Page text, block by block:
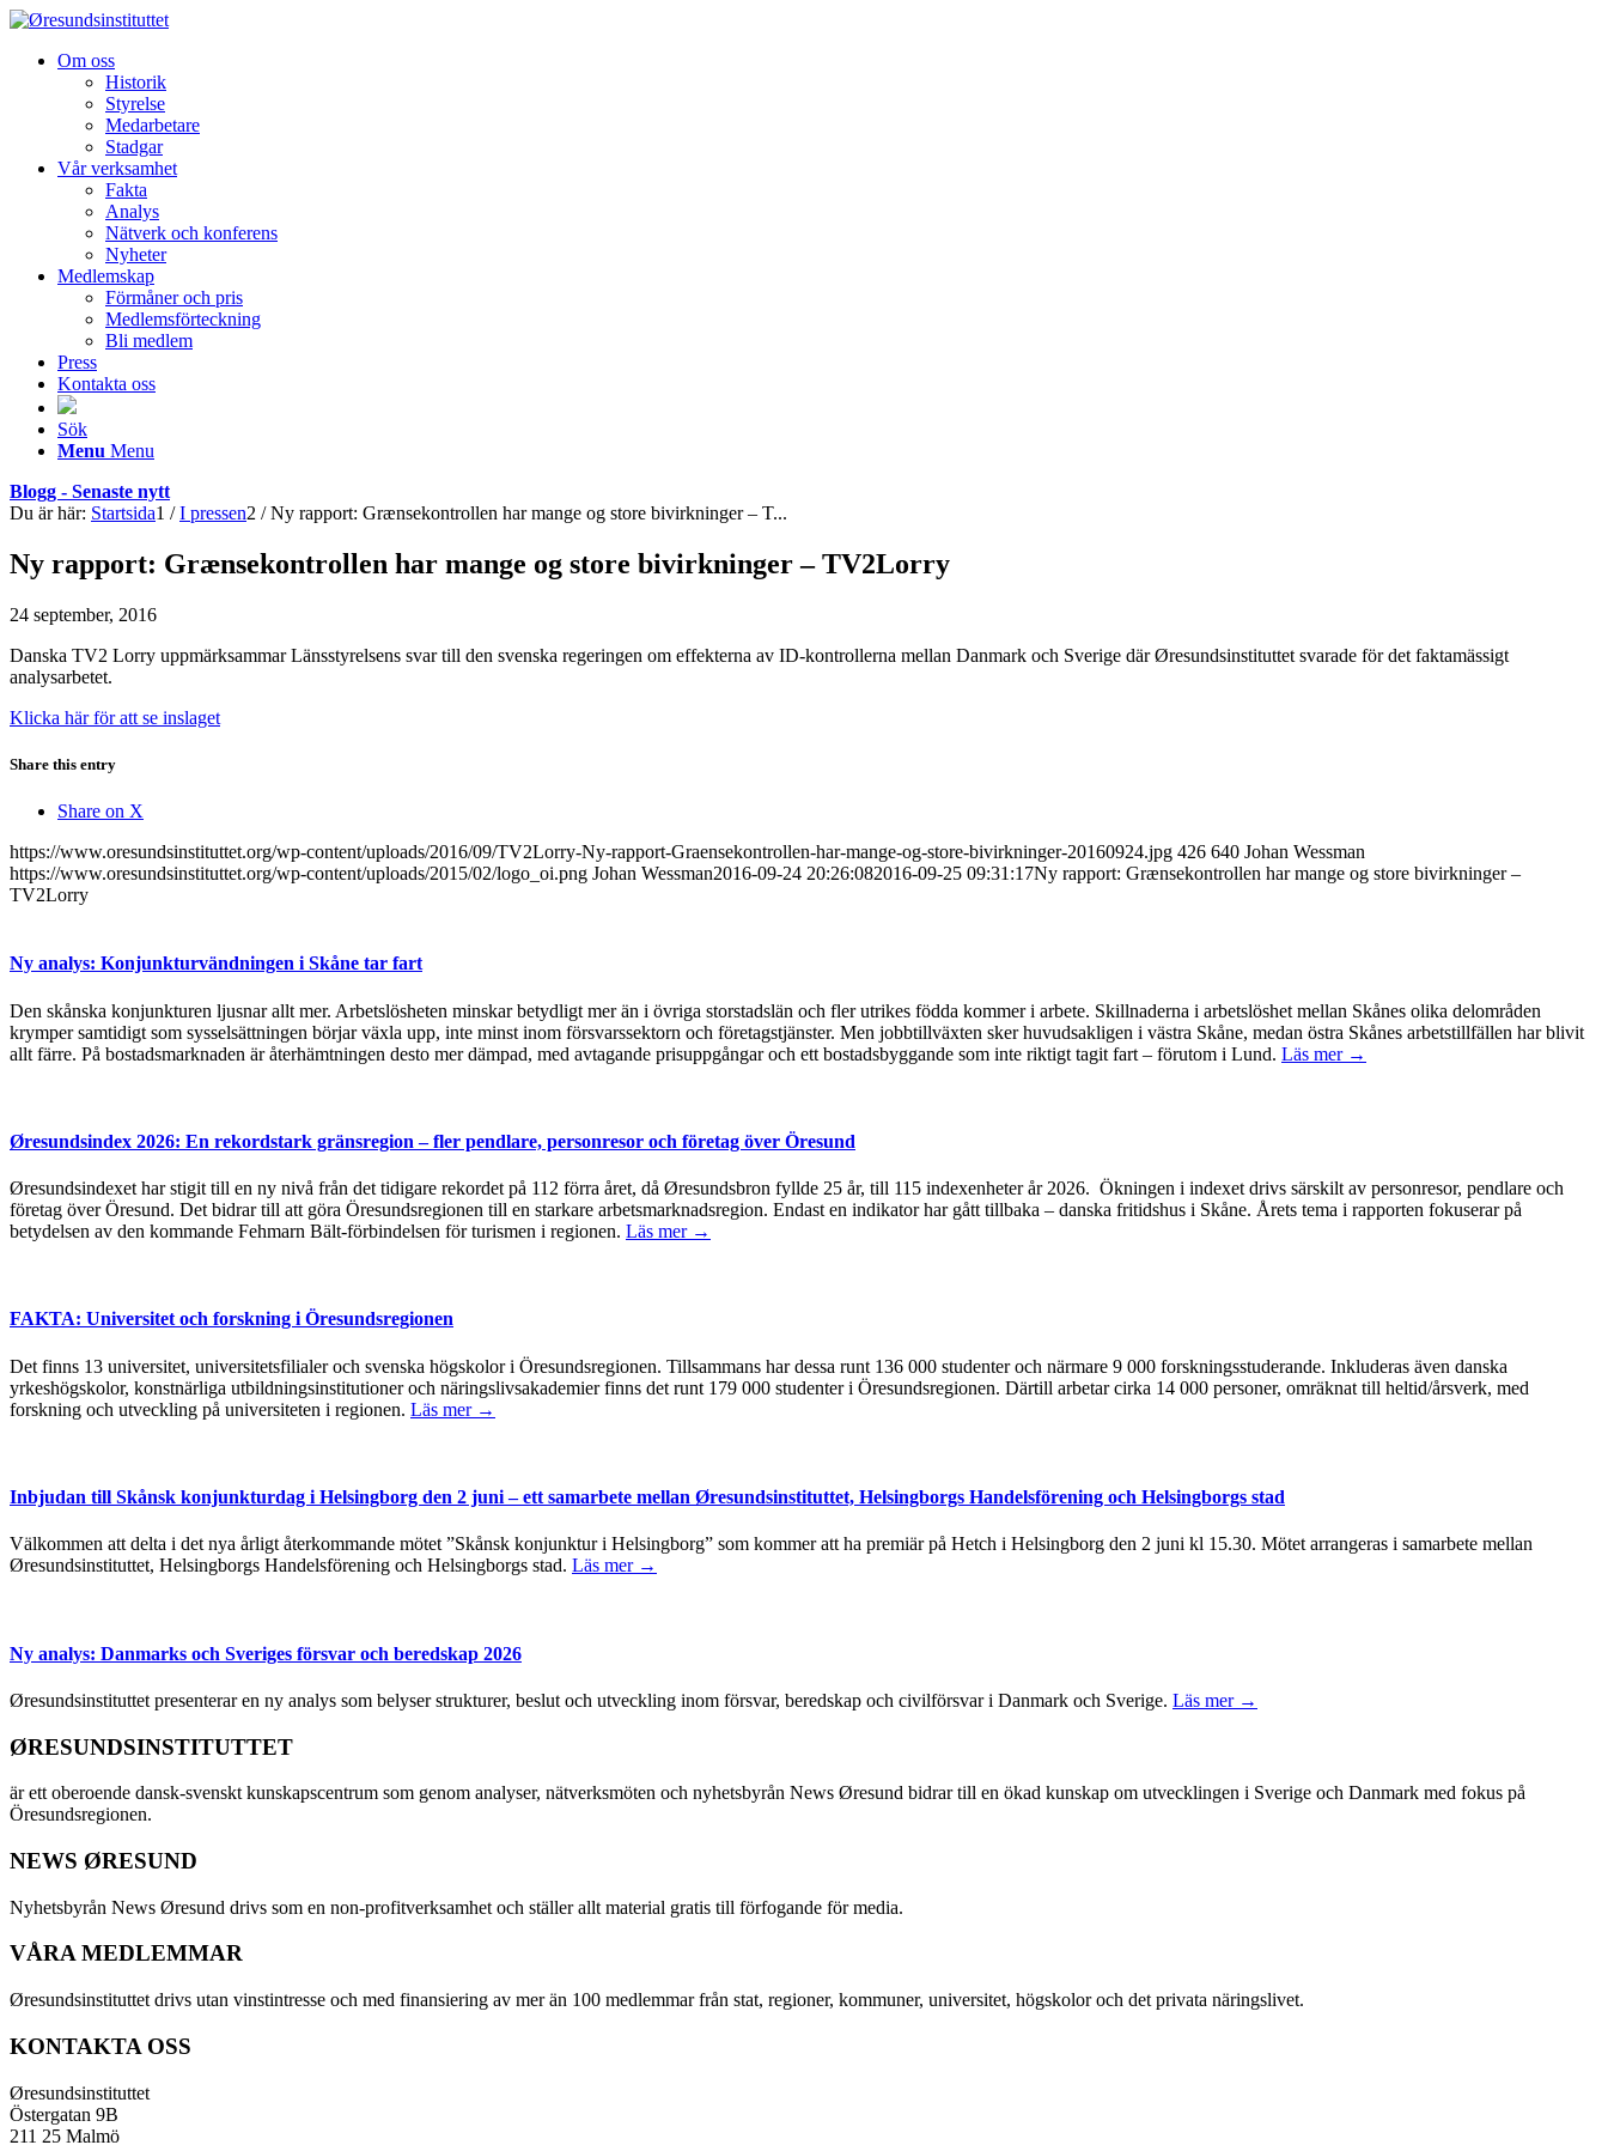
Om oss
Historik
Styrelse
Medarbetare
Stadgar
Vår verksamhet
Fakta
Analys
Nätverk och konferens
Nyheter
Medlemskap
Förmåner och pris
Medlemsförteckning
Bli medlem
Press
Kontakta oss
Sök
Menu Menu
Blogg - Senaste nytt
Du är här: Startsida1 / I pressen2 / Ny rapport: Grænsekontrollen har mange og store bivirkninger – T...
Ny rapport: Grænsekontrollen har mange og store bivirkninger – TV2Lorry
24 september, 2016
Danska TV2 Lorry uppmärksammar Länsstyrelsens svar till den svenska regeringen om effekterna av ID-kontrollerna mellan Danmark och Sverige där Øresundsinstituttet svarade för det faktamässigt
analysarbetet.
Klicka här för att se inslaget
Share this entry
Share on X
https://www.oresundsinstituttet.org/wp-content/uploads/2016/09/TV2Lorry-Ny-rapport-Graensekontrollen-har-mange-og-store-bivirkninger-20160924.jpg 426 640 Johan Wessman
https://www.oresundsinstituttet.org/wp-content/uploads/2015/02/logo_oi.png Johan Wessman2016-09-24 20:26:082016-09-25 09:31:17Ny rapport: Grænsekontrollen har mange og store bivirkninger –
TV2Lorry
Ny analys: Konjunkturvändningen i Skåne tar fart
Den skånska konjunkturen ljusnar allt mer. Arbetslösheten minskar betydligt mer än i övriga storstadslän och fler utrikes födda kommer i arbete. Skillnaderna i arbetslöshet mellan Skånes olika delområden
krymper samtidigt som sysselsättningen börjar växla upp, inte minst inom försvarssektorn och företagstjänster. Men jobbtillväxten sker huvudsakligen i västra Skåne, medan östra Skånes arbetstillfällen har blivit
allt färre. På bostadsmarknaden är återhämtningen desto mer dämpad, med avtagande prisuppgångar och ett bostadsbyggande som inte riktigt tagit fart – förutom i Lund. Läs mer →
Øresundsindex 2026: En rekordstark gränsregion – fler pendlare, personresor och företag över Öresund
Øresundsindexet har stigit till en ny nivå från det tidigare rekordet på 112 förra året, då Øresundsbron fyllde 25 år, till 115 indexenheter år 2026. Ökningen i indexet drivs särskilt av personresor, pendlare och
företag över Öresund. Det bidrar till att göra Öresundsregionen till en starkare arbetsmarknadsregion. Endast en indikator har gått tillbaka – danska fritidshus i Skåne. Årets tema i rapporten fokuserar på
betydelsen av den kommande Fehmarn Bält-förbindelsen för turismen i regionen. Läs mer →
FAKTA: Universitet och forskning i Öresundsregionen
Det finns 13 universitet, universitetsfilialer och svenska högskolor i Öresundsregionen. Tillsammans har dessa runt 136 000 studenter och närmare 9 000 forskningsstuderande. Inkluderas även danska
yrkeshögskolor, konstnärliga utbildningsinstitutioner och näringslivsakademier finns det runt 179 000 studenter i Öresundsregionen. Därtill arbetar cirka 14 000 personer, omräknat till heltid/årsverk, med
forskning och utveckling på universiteten i regionen. Läs mer →
Inbjudan till Skånsk konjunkturdag i Helsingborg den 2 juni – ett samarbete mellan Øresundsinstituttet, Helsingborgs Handelsförening och Helsingborgs stad
Välkommen att delta i det nya årligt återkommande mötet ”Skånsk konjunktur i Helsingborg” som kommer att ha premiär på Hetch i Helsingborg den 2 juni kl 15.30. Mötet arrangeras i samarbete mellan
Øresundsinstituttet, Helsingborgs Handelsförening och Helsingborgs stad. Läs mer →
Ny analys: Danmarks och Sveriges försvar och beredskap 2026
Øresundsinstituttet presenterar en ny analys som belyser strukturer, beslut och utveckling inom försvar, beredskap och civilförsvar i Danmark och Sverige. Läs mer →
ØRESUNDSINSTITUTTET
är ett oberoende dansk-svenskt kunskapscentrum som genom analyser, nätverksmöten och nyhetsbyrån News Øresund bidrar till en ökad kunskap om utvecklingen i Sverige och Danmark med fokus på
Öresundsregionen.
NEWS ØRESUND
Nyhetsbyrån News Øresund drivs som en non-profitverksamhet och ställer allt material gratis till förfogande för media.
VÅRA MEDLEMMAR
Øresundsinstituttet drivs utan vinst­intresse och med finansiering av mer än 100 medlemmar från stat, regioner, kommuner, universitet, högskolor och det privata näringslivet.
KONTAKTA OSS
Øresundsinstituttet
Östergatan 9B
211 25 Malmö